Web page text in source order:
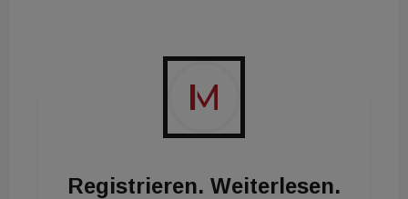
Immobilienakquisition, den Verkauf der Projekte, die
Bautechnik sowie die Kalkulation und das
Controlling verantwortlich. „Ich freue mich auf die
Zusammenarbeit mit Martin Hartusch und seinem
Thema Immobilien. Gemeinsam mit diesen Finanz-
Registrieren. Weiterlesen.